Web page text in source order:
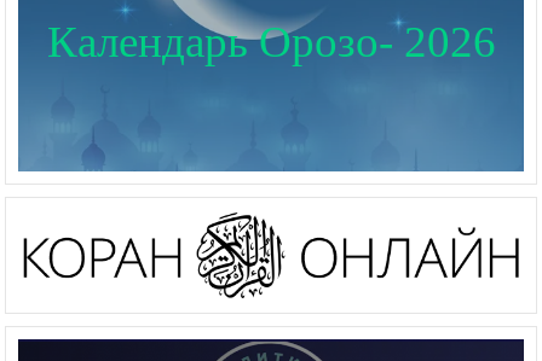
Календарь Орозо- 2026